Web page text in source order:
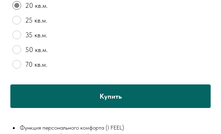
20 кв.м.
25 кв.м.
35 кв.м.
50 кв.м.
70 кв.м.
Купить
Функция персонального комфорта (I FEEL)